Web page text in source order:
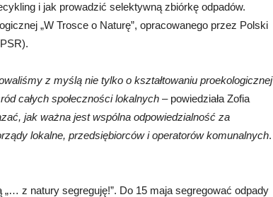
i jak prowadzić selektywną zbiórkę odpadów.
„W Trosce o Naturę”, opracowanego przez Polski
z myślą nie tylko o kształtowaniu proekologicznej
całych społeczności lokalnych – powiedziała Zofia
jak ważna jest wspólna odpowiedzialność za
lokalne, przedsiębiorców i operatorów komunalnych.
z natury segreguję!”. Do 15 maja segregować odpady